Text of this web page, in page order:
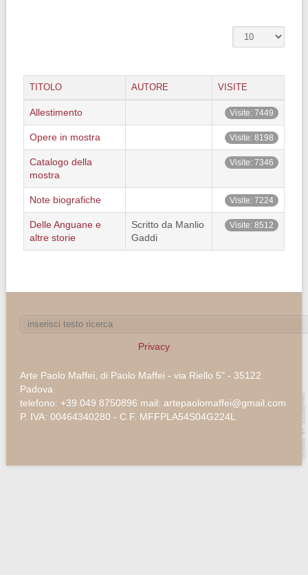
TITOLO AUTORE VISITE
Allestimento Visite: 7449
Opere in mostra Visite: 8198
Catalogo della
mostra
Visite: 7346
Note biografiche Visite: 7224
Delle Anguane e
altre storie
Scritto da Manlio
Gaddi
Visite: 8512
Privacy
Arte Paolo Maffei, di Paolo Maffei - via Riello 5" - 35122
Padova
telefono: +39 049 8750896 mail: artepaolomaffei@gmail.com
P. IVA: 00464340280 - C.F. MFFPLA54S04G224L